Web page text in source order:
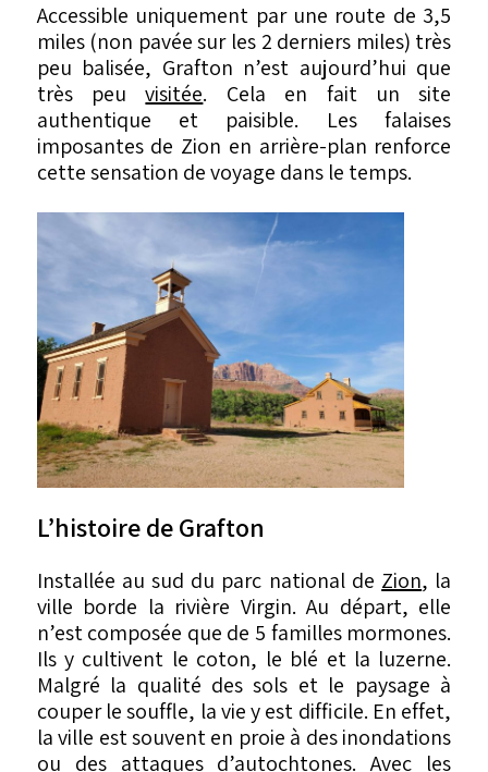
Accessible uniquement par une route de 3,5
miles (non pavée sur les 2 derniers miles) très
peu balisée, Grafton n’est aujourd’hui que
très peuvisitée. Cela en fait un site
authentique et paisible. Les falaises
imposantes de Zion en arrière-plan renforce
cette sensation de voyage dans le temps.
L’histoire de Grafton
Installée au sud du parc national de Zion, la
ville borde la rivière Virgin. Au départ, elle
n’est composée que de 5 familles mormones.
Ils y cultivent le coton, le blé et la luzerne.
Malgré la qualité des sols et le paysage à
couper le souffle, la vie y est difficile. En effet,
la ville est souvent en proie à des inondations
ou des attaques d’autochtones. Avec les